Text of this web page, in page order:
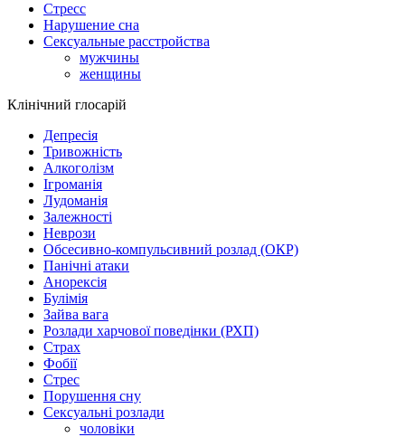
Стресс
Нарушение сна
Сексуальные расстройства
мужчины
женщины
Клінічний глосарій
Депресія
Тривожність
Алкоголізм
Ігроманія
Лудоманія
Залежності
Неврози
Обсесивно-компульсивний розлад (ОКР)
Панічні атаки
Анорексія
Булімія
Зайва вага
Розлади харчової поведінки (РХП)
Страх
Фобії
Стрес
Порушення сну
Сексуальні розлади
чоловіки